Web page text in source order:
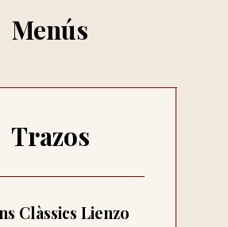
Menús
Trazos
Clàssics Lienzo